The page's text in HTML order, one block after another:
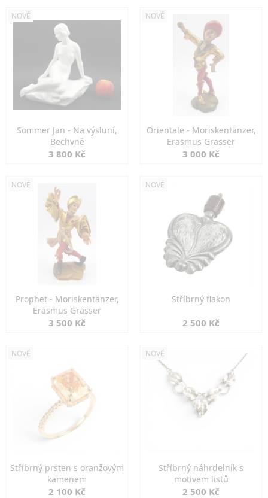
NOVÉ
Sommer Jan - Na výsluní,
Bechyně
3 800 Kč
NOVÉ
Orientale - Moriskentänzer,
Erasmus Grasser
3 000 Kč
NOVÉ
Prophet - Moriskentänzer,
Erasmus Grasser
3 500 Kč
NOVÉ
Stříbrný flakon
2 500 Kč
NOVÉ
Stříbrný prsten s oranžovým
kamenem
2 100 Kč
NOVÉ
Stříbrný náhrdelník s
motivem listů
2 500 Kč